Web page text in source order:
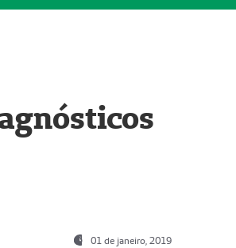
01 de janeiro, 2019